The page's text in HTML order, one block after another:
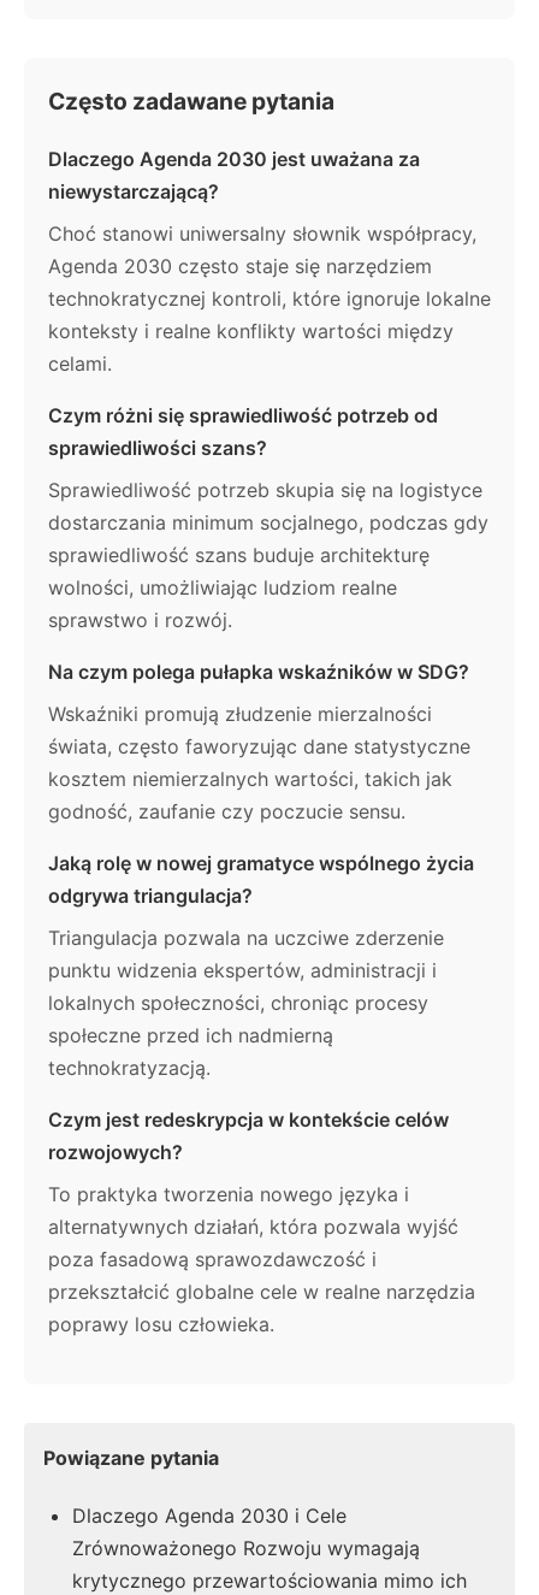
Często zadawane pytania
Dlaczego Agenda 2030 jest uważana za
niewystarczającą?
Choć stanowi uniwersalny słownik współpracy,
Agenda 2030 często staje się narzędziem
technokratycznej kontroli, które ignoruje lokalne
konteksty i realne konflikty wartości między
celami.
Czym różni się sprawiedliwość potrzeb od
sprawiedliwości szans?
Sprawiedliwość potrzeb skupia się na logistyce
dostarczania minimum socjalnego, podczas gdy
sprawiedliwość szans buduje architekturę
wolności, umożliwiając ludziom realne
sprawstwo i rozwój.
Na czym polega pułapka wskaźników w SDG?
Wskaźniki promują złudzenie mierzalności
świata, często faworyzując dane statystyczne
kosztem niemierzalnych wartości, takich jak
godność, zaufanie czy poczucie sensu.
Jaką rolę w nowej gramatyce wspólnego życia
odgrywa triangulacja?
Triangulacja pozwala na uczciwe zderzenie
punktu widzenia ekspertów, administracji i
lokalnych społeczności, chroniąc procesy
społeczne przed ich nadmierną
technokratyzacją.
Czym jest redeskrypcja w kontekście celów
rozwojowych?
To praktyka tworzenia nowego języka i
alternatywnych działań, która pozwala wyjść
poza fasadową sprawozdawczość i
przekształcić globalne cele w realne narzędzia
poprawy losu człowieka.
Powiązane pytania
Dlaczego Agenda 2030 i Cele
Zrównoważonego Rozwoju wymagają
krytycznego przewartościowania mimo ich